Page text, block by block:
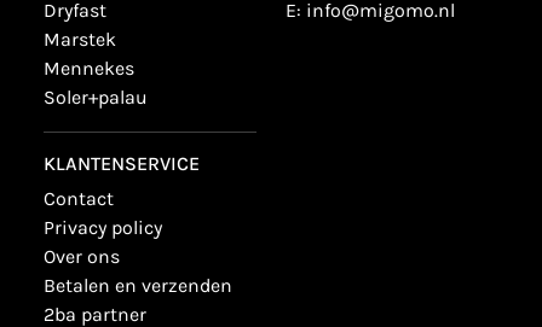
dryfast
marstek
mennekes
soler+palau
KLANTENSERVICE
contact
privacy policy
over ons
betalen en verzenden
2ba partner
E: info@migomo.nl